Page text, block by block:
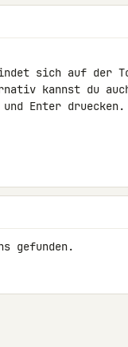
sich auf der
kannst du
Enter druecken.
gefunden.